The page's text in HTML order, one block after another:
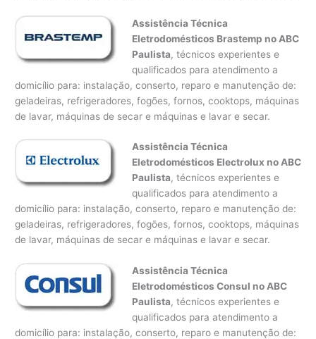
Assistência Técnica
Eletrodomésticos Brastemp no ABC
Paulista, técnicos experientes e
qualificados para atendimento a
domicílio para: instalação, conserto, reparo e manutenção de:
geladeiras, refrigeradores, fogões, fornos, cooktops, máquinas
de lavar, máquinas de secar e máquinas e lavar e secar.
Assistência Técnica
Eletrodomésticos Electrolux no ABC
Paulista, técnicos experientes e
qualificados para atendimento a
domicílio para: instalação, conserto, reparo e manutenção de:
geladeiras, refrigeradores, fogões, fornos, cooktops, máquinas
de lavar, máquinas de secar e máquinas e lavar e secar.
Assistência Técnica
Eletrodomésticos Consul no ABC
Paulista, técnicos experientes e
qualificados para atendimento a
domicílio para: instalação, conserto, reparo e manutenção de: